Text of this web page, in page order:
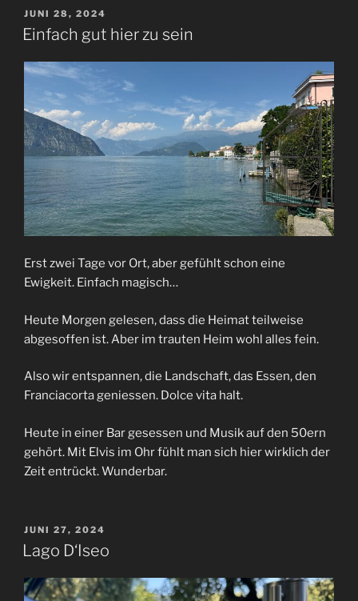
VERÖFFENTLICHT
AM
JUNI 28, 2024
Einfach gut hier zu sein
Erst zwei Tage vor Ort, aber gefühlt schon eine
Ewigkeit. Einfach magisch…
Heute Morgen gelesen, dass die Heimat teilweise
abgesoffen ist. Aber im trauten Heim wohl alles fein.
Also wir entspannen, die Landschaft, das Essen, den
Franciacorta geniessen. Dolce vita halt.
Heute in einer Bar gesessen und Musik auf den 50ern
gehört. Mit Elvis im Ohr fühlt man sich hier wirklich der
Zeit entrückt. Wunderbar.
VERÖFFENTLICHT
AM
JUNI 27, 2024
Lago D‘Iseo